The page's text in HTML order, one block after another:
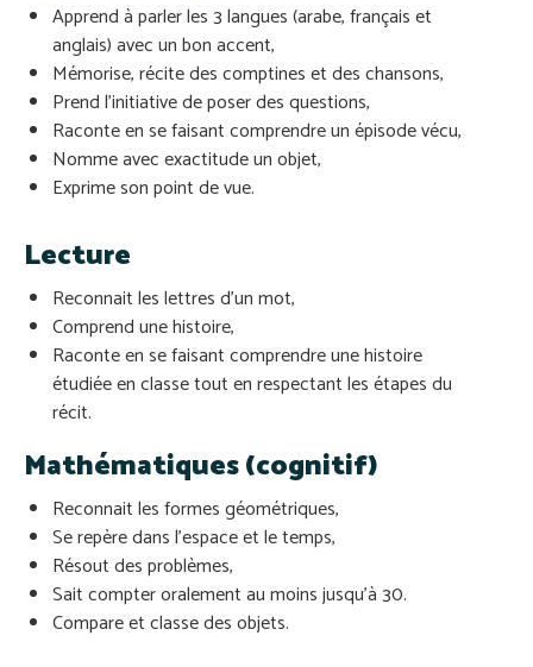
Apprend à parler les 3 langues (arabe, français et
anglais) avec un bon accent,
Mémorise, récite des comptines et des chansons,
Prend l’initiative de poser des questions,
Raconte en se faisant comprendre un épisode vécu,
Nomme avec exactitude un objet,
Exprime son point de vue.
Lecture
Reconnait les lettres d’un mot,
Comprend une histoire,
Raconte en se faisant comprendre une histoire
étudiée en classe tout en respectant les étapes du
récit.
Mathématiques (cognitif)
Reconnait les formes géométriques,
Se repère dans l’espace et le temps,
Résout des problèmes,
Sait compter oralement au moins jusqu’à 30.
Compare et classe des objets.